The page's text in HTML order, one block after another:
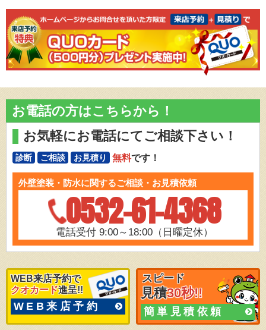
お電話の方はこちらから！
お気軽にお電話にてご相談下さい！
診断 ご相談 お見積り 無料です！
外壁塗装・防水に関するご相談・お見積依頼
0532-61-4368
電話受付 9:00～18:00（日曜定休）
WEB来店予約で
クオカード進呈!!
WEB来店予約
スピード
見積30秒!!
簡単見積依頼